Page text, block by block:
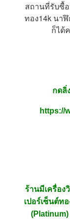
สถานที่รับซื้
ทอง14k นา
ก็ได้
กดลิ่
https://
ร้านมีเครื่อง
เปอร์เซ็นต์ท
(Platinum)